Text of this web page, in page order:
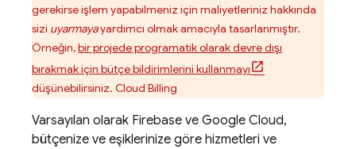
gerekirse işlem yapabilmeniz için maliyetleriniz hakkında
sizi uyarmayayardımcı olmak amacıyla tasarlanmıştır.
Örneğin,bir projede programatik olarak devre dışı
bırakmak için bütçe bildirimlerini kullanmayı
düşünebilirsiniz. Cloud Billing
Varsayılan olarak Firebase ve Google Cloud,
bütçenize ve eşiklerinize göre hizmetleri ve